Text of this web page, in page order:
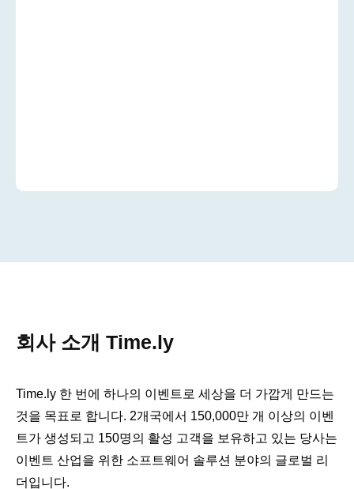
회사 소개 Time.ly
Time.ly 한 번에 하나의 이벤트로 세상을 더 가깝게 만드는
것을 목표로 합니다. 2개국에서 150,000만 개 이상의 이벤
트가 생성되고 150명의 활성 고객을 보유하고 있는 당사는
이벤트 산업을 위한 소프트웨어 솔루션 분야의 글로벌 리
더입니다.